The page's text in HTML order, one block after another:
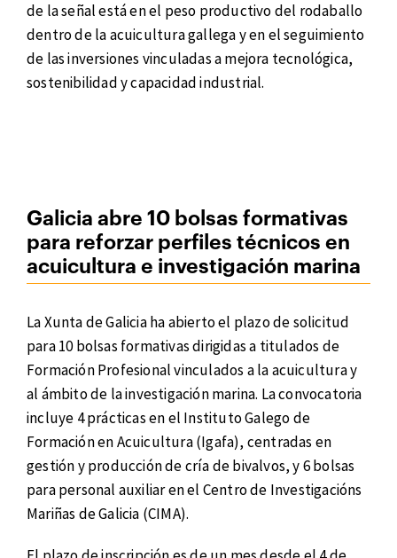
de la señal está en el peso productivo del rodaballo
dentro de la acuicultura gallega y en el seguimiento
de las inversiones vinculadas a mejora tecnológica,
sostenibilidad y capacidad industrial.
Galicia abre 10 bolsas formativas
para reforzar perfiles técnicos en
acuicultura e investigación marina
La Xunta de Galicia ha abierto el plazo de solicitud
para 10 bolsas formativas dirigidas a titulados de
Formación Profesional vinculados a la acuicultura y
al ámbito de la investigación marina. La convocatoria
incluye 4 prácticas en el Instituto Galego de
Formación en Acuicultura (Igafa), centradas en
gestión y producción de cría de bivalvos, y 6 bolsas
para personal auxiliar en el Centro de Investigacións
Mariñas de Galicia (CIMA).